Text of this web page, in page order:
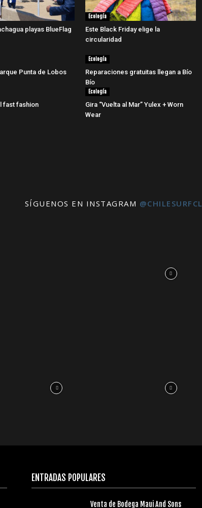
playas BlueFlag
Ecología
Este Black Friday elige la
circularidad
Punta de Lobos
Ecología
Reparaciones gratuitas llegan a Bío
Bío
fast fashion
Ecología
Gira “Vuelta al Mar” Yulex + Worn
Wear
SÍGUENOS EN INSTAGRAM @CHILESURFCL
ENTRADAS POPULARES
Venta de Bodega Maui And Sons